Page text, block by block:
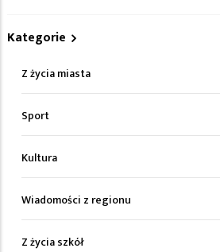
Kategorie
Z życia miasta
Sport
Kultura
Wiadomości z regionu
Z życia szkół